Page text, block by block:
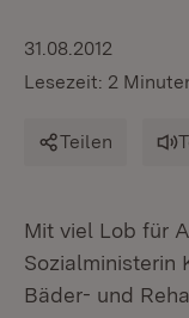
31.08.2012
Lesezeit: 2
Teilen
Mit viel Lob für
Sozialministerin
Bäder- und